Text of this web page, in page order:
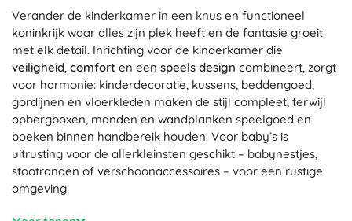
Verander de kinderkamer in een knus en functioneel
koninkrijk waar alles zijn plek heeft en de fantasie groeit
met elk detail. Inrichting voor de kinderkamer die
veiligheid, comfort en een speels design combineert, zorgt
voor harmonie: kinderdecoratie, kussens, beddengoed,
gordijnen en vloerkleden maken de stijl compleet, terwijl
opbergboxen, manden en wandplanken speelgoed en
boeken binnen handbereik houden. Voor baby’s is
uitrusting voor de allerkleinsten geschikt – babynestjes,
stootranden of verschoonaccessoires – voor een rustige
omgeving.
Voor ontspannen avonden en slapen zonder angst is